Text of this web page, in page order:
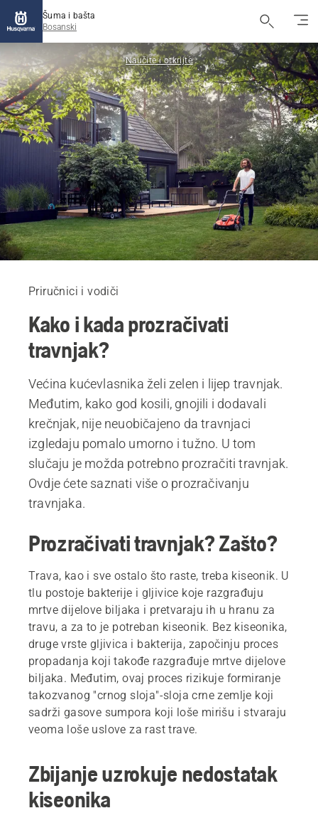
Šuma i bašta
Bosanski
Naučite i otkrijte
Priručnici i vodiči
Kako i kada prozračivati
travnjak?
Većina kućevlasnika želi zelen i lijep travnjak.
Međutim, kako god kosili, gnojili i dodavali
krečnjak, nije neuobičajeno da travnjaci
izgledaju pomalo umorno i tužno. U tom
slučaju je možda potrebno prozračiti travnjak.
Ovdje ćete saznati više o prozračivanju
travnjaka.
Prozračivati travnjak? Zašto?
Trava, kao i sve ostalo što raste, treba kiseonik. U
tlu postoje bakterije i gljivice koje razgrađuju
mrtve dijelove biljaka i pretvaraju ih u hranu za
travu, a za to je potreban kiseonik. Bez kiseonika,
druge vrste gljivica i bakterija, započinju proces
propadanja koji takođe razgrađuje mrtve dijelove
biljaka. Međutim, ovaj proces rizikuje formiranje
takozvanog "crnog sloja"-sloja crne zemlje koji
sadrži gasove sumpora koji loše mirišu i stvaraju
veoma loše uslove za rast trave.
Zbijanje uzrokuje nedostatak
kiseonika